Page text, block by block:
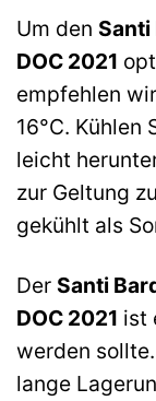
Um den Santi
DOC 2021
empfehlen
16°C. Kühlen
leicht
zur Geltung
gekühlt als
Der Santi
DOC 2021 ist
werden
lange